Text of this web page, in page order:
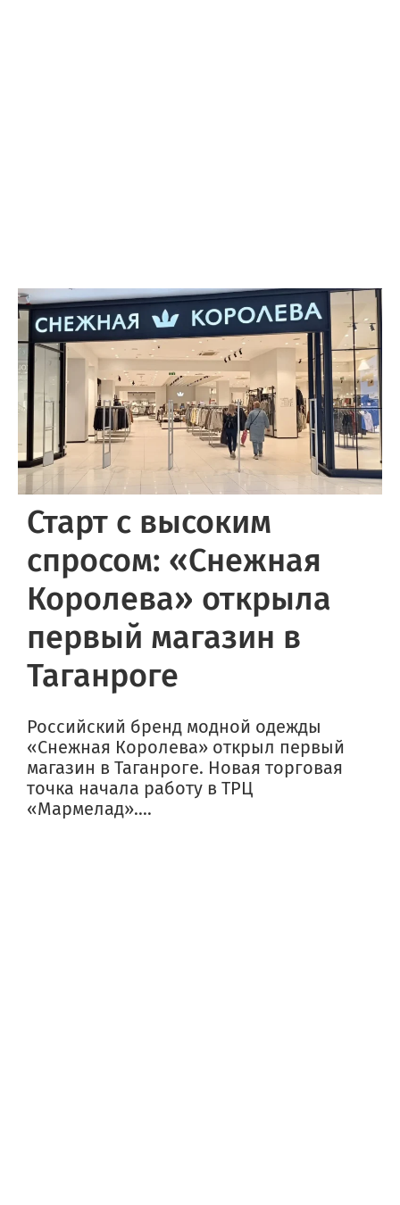
Старт с высоким
спросом: «Снежная
Королева» открыла
первый магазин в
Таганроге
Российский бренд модной одежды
«Снежная Королева» открыл первый
магазин в Таганроге. Новая торговая
точка начала работу в ТРЦ
«Мармелад»....